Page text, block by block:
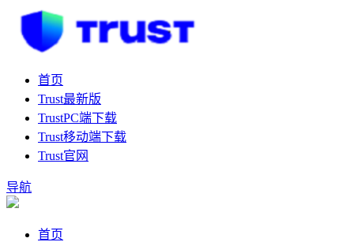
首页
Trust最新版
TrustPC端下载
Trust移动端下载
Trust官网
导航
首页